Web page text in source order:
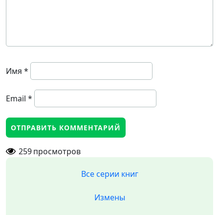
Имя *
Email *
259просмотров
Все серии книг
Измены